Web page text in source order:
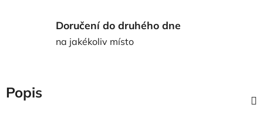
Doručení do druhého dne
na jakékoliv místo
Popis